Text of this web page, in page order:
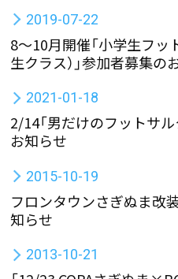
2019-07-22
8～10月開催「小学生フッ
生クラス）」参加者募集の
2021-01-18
2/14「男だけのフットサ
お知らせ
2015-10-19
フロンタウンさぎぬま改
知らせ
2013-10-21